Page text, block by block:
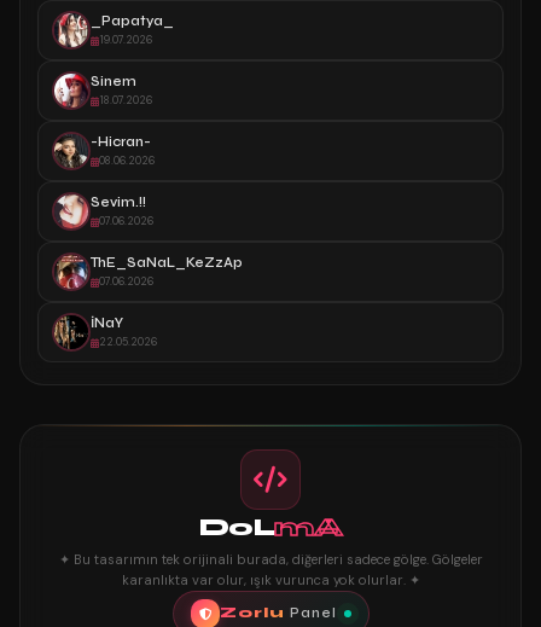
_Papatya_
19.07.2026
Sinem
18.07.2026
-Hicran-
08.06.2026
Sevim.!!
07.06.2026
ThE_SaNaL_KeZzAp
07.06.2026
İNaY
22.05.2026
DoLmA
✦ Bu tasarımın tek orijinali burada, diğerleri sadece gölge. Gölgeler
karanlıkta var olur, ışık vurunca yok olurlar. ✦
Zorlu Panel